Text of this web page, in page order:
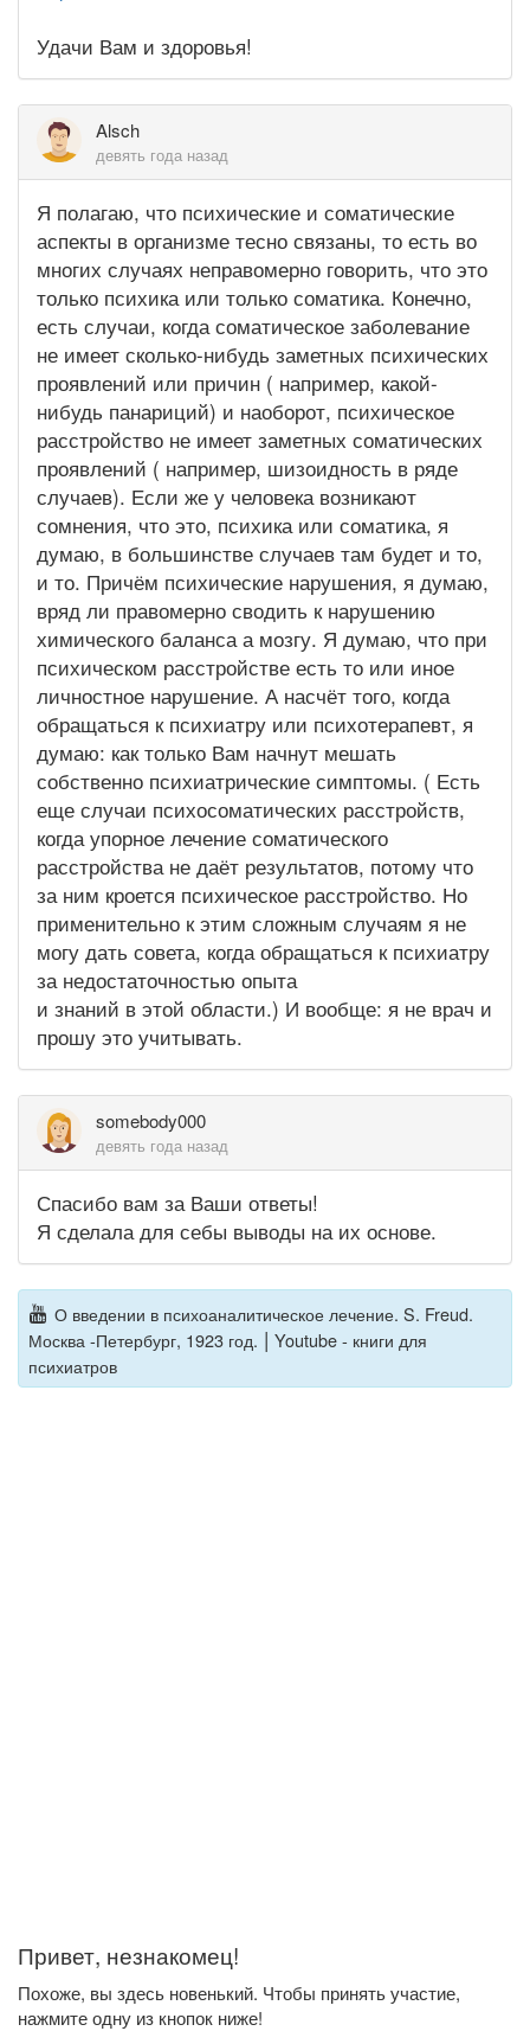
Удачи Вам и здоровья!
Alsch
девять года назад
Я полагаю, что психические и соматические
аспекты в организме тесно связаны, то есть во
многих случаях неправомерно говорить, что это
только психика или только соматика. Конечно,
есть случаи, когда соматическое заболевание
не имеет сколько-нибудь заметных психических
проявлений или причин ( например, какой-
нибудь панариций) и наоборот, психическое
расстройство не имеет заметных соматических
проявлений ( например, шизоидность в ряде
случаев). Если же у человека возникают
сомнения, что это, психика или соматика, я
думаю, в большинстве случаев там будет и то,
и то. Причём психические нарушения, я думаю,
вряд ли правомерно сводить к нарушению
химического баланса а мозгу. Я думаю, что при
психическом расстройстве есть то или иное
личностное нарушение. А насчёт того, когда
обращаться к психиатру или психотерапевт, я
думаю: как только Вам начнут мешать
собственно психиатрические симптомы. ( Есть
еще случаи психосоматических расстройств,
когда упорное лечение соматического
расстройства не даёт результатов, потому что
за ним кроется психическое расстройство. Но
применительно к этим сложным случаям я не
могу дать совета, когда обращаться к психиатру
за недостаточностью опыта
и знаний в этой области.) И вообще: я не врач и
прошу это учитывать.
somebody000
девять года назад
Спасибо вам за Ваши ответы!
Я сделала для себы выводы на их основе.
О введении в психоаналитическое лечение. S. Freud.
Москва -Петербург, 1923 год. | Youtube - книги для
психиатров
Привет, незнакомец!
Похоже, вы здесь новенький. Чтобы принять участие,
нажмите одну из кнопок ниже!